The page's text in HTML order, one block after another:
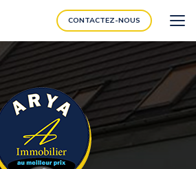
CONTACTEZ-NOUS